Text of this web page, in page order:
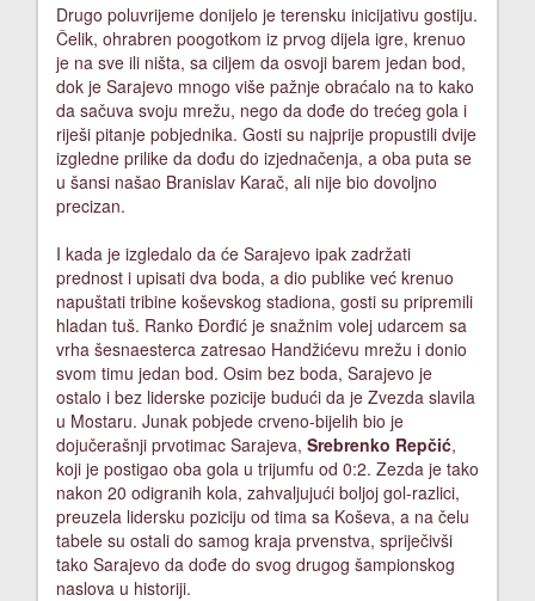
Drugo poluvrijeme donijelo je terensku inicijativu gostiju.
Čelik, ohrabren poogotkom iz prvog dijela igre, krenuo
je na sve ili ništa, sa ciljem da osvoji barem jedan bod,
dok je Sarajevo mnogo više pažnje obraćalo na to kako
da sačuva svoju mrežu, nego da dođe do trećeg gola i
riješi pitanje pobjednika. Gosti su najprije propustili dvije
izgledne prilike da dođu do izjednačenja, a oba puta se
u šansi našao Branislav Karač, ali nije bio dovoljno
precizan.
I kada je izgledalo da će Sarajevo ipak zadržati
prednost i upisati dva boda, a dio publike već krenuo
napuštati tribine koševskog stadiona, gosti su pripremili
hladan tuš. Ranko Đorđić je snažnim volej udarcem sa
vrha šesnaesterca zatresao Handžićevu mrežu i donio
svom timu jedan bod. Osim bez boda, Sarajevo je
ostalo i bez liderske pozicije budući da je Zvezda slavila
u Mostaru. Junak pobjede crveno-bijelih bio je
dojučerašnji prvotimac Sarajeva, Srebrenko Repčić,
koji je postigao oba gola u trijumfu od 0:2. Zezda je tako
nakon 20 odigranih kola, zahvaljujući boljoj gol-razlici,
preuzela lidersku poziciju od tima sa Koševa, a na čelu
tabele su ostali do samog kraja prvenstva, spriječivši
tako Sarajevo da dođe do svog drugog šampionskog
naslova u historiji.